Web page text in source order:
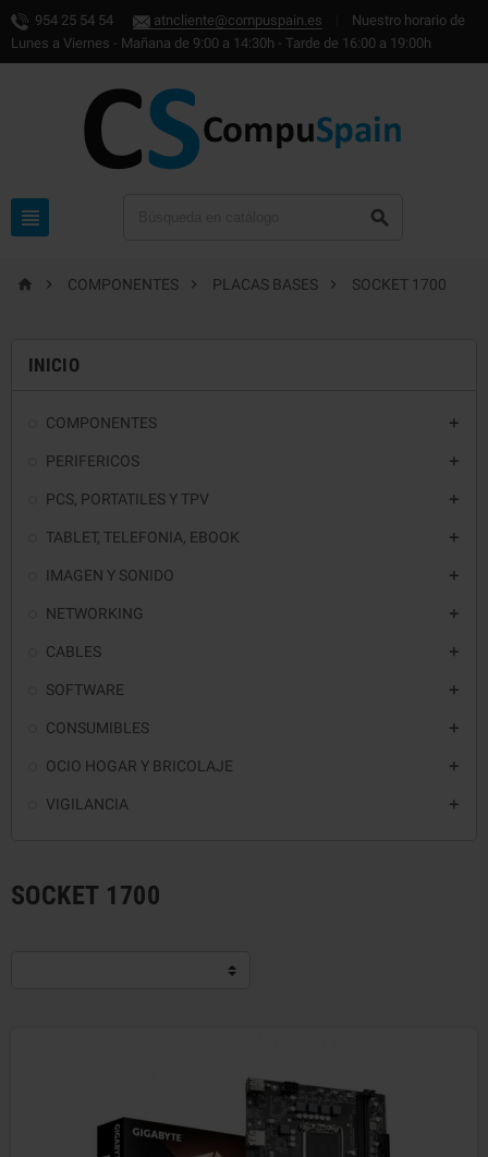
954 25 54 54 atncliente@compuspain.es
Nuestro horario de
Lunes a Viernes - Mañana de 9:00 a 14:30h - Tarde de 16:00 a 19:00h
 
  COMPONENTES  PLACAS BASES  SOCKET 1700
INICIO
COMPONENTES 
PERIFERICOS 
PCS, PORTATILES Y TPV 
TABLET, TELEFONIA, EBOOK 
IMAGEN Y SONIDO 
NETWORKING 
CABLES 
SOFTWARE 
CONSUMIBLES 
OCIO HOGAR Y BRICOLAJE 
VIGILANCIA 
SOCKET 1700